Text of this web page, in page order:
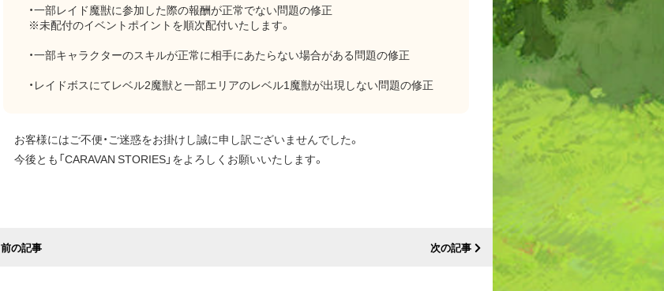
・一部レイド魔獣に参加した際の報酬が正常でない問題の修正
※未配付のイベントポイントを順次配付いたします。
・一部キャラクターのスキルが正常に相手にあたらない場合がある問題の修正
・レイドボスにてレベル2魔獣と一部エリアのレベル1魔獣が出現しない問題の修正
お客様にはご不便・ご迷惑をお掛けし誠に申し訳ございませんでした。
今後とも「CARAVAN STORIES」をよろしくお願いいたします。
前の記事 次の記事